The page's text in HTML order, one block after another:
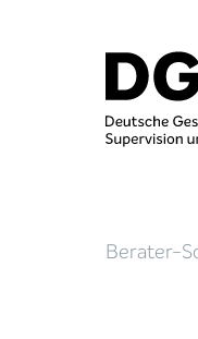
Berater-